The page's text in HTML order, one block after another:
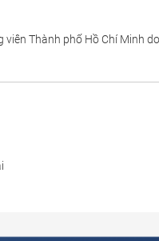
Thành phố Hồ Chí Minh